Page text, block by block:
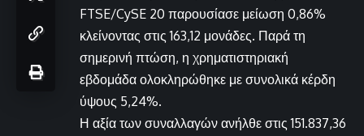
FTSE/CySE 20 παρουσίασε μείωση 0,86%
κλείνοντας στις 163,12 μονάδες. Παρά τη
σημερινή πτώση, η χρηματιστηριακή
εβδομάδα ολοκληρώθηκε με συνολικά κέρδη
ύψους 5,24%.
Η αξία των συναλλαγών ανήλθε στις 151.837,36